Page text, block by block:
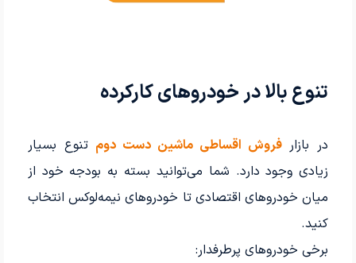
تنوع بالا در خودروهای کارکرده
در بازارفروش اقساطی ماشین دست دوم تنوع بسیار
زیادی وجود دارد. شما می‌توانید بسته به بودجه خود از
میان خودروهای اقتصادی تا خودروهای نیمه‌لوکس انتخاب
کنید.
برخی خودروهای پرطرفدار: